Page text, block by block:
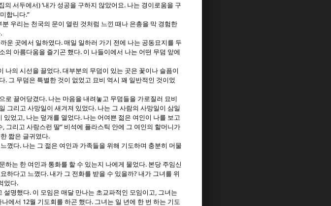
의 서두에서) ‘내가 성공을 구하지 않았어요. 나는 경이로움을 구
합니다.”
분 우리는 천국의 문이 열린 것처럼 느낀 때나 은총을 막 경험한
.
운 곳에서 일하였다. 매일 일하러 가기 전에 나는 공동묘지를 두
의 아름다움을 즐기곤 했다. 이 나들이에서 나는 어떤 무덤 앞에
나의 시선을 끌었다. 대부분의 무덤이 있는 곳은 꽃이나 슬픔이
. 그 무덤은 특별한 것이 없었고 묘비 역시 꽤 일반적인 것이었
로 끌어당겼다. 나는 마음을 내려놓고 무덤들을 가로질러 묘비
그리고 사망일이 새겨져 있었다. 나는 그 사람의 사망일이 삼일
있었고, 나는 덮개를 열었다. 나는 어여쁜 젊은 여인이 나를 보고
, 그리고 사랑스런 딸” 비석에 플라스틱 안에 그 여인의 할머니가
짧은 글귀였다.
꼈다. 나는 그 젊은 여인과 가족들을 위해 기도하며 충분히 머물
하는 한 여인과 통화를 할 수 있는지 나에게 물었다. 본당 주임신
하다고 느꼈다. 내가 그 전화를 받을 수 있을까? 내가 그녀를 위
었다.
설명했다. 이 모임은 매달 만나는 초교파적인 모임이고, 그녀는
나에서 12월 기도회를 하곤 했다. 그녀는 일 년에 한 번 하는 기도